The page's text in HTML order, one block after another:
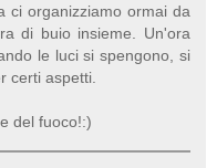
ci organizziamo ormai da
di buio insieme. Un'ora
le luci si spengono, si
certi aspetti.
del fuoco!:)